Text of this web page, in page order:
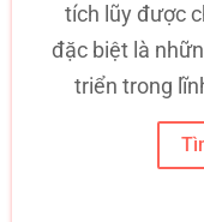
tích lũy được
đặc biệt là
triển trong